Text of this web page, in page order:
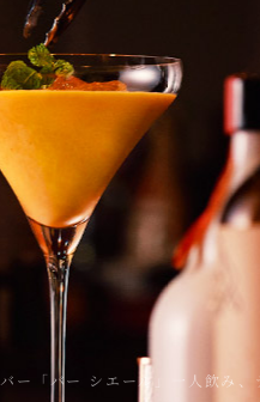
ー「バー シエール」一人飲み、